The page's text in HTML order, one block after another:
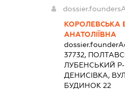
КОРОЛЕВСЬКА
АНАТОЛІЇВНА
37732,
ЛУБЕНСЬКИЙ
ДЕНИСІВКА,
БУДИНОК 22